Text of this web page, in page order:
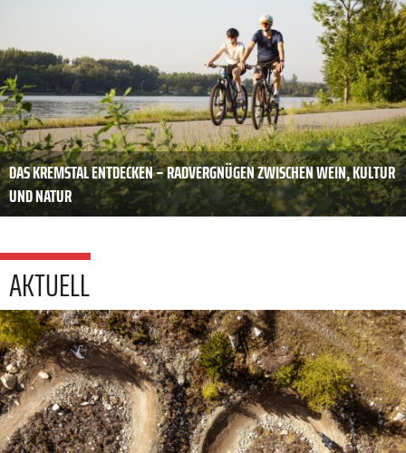
DAS KREMSTAL ENTDECKEN – RADVERGNÜGEN ZWISCHEN WEIN, KULTUR
UND NATUR
AKTUELL